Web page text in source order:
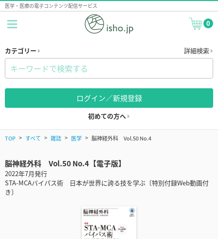
医学・医療の電子コンテンツ配信サービス
0
カテゴリー 詳細検索
ログイン／新規登録
初めての方へ
TOP すべて 雑誌 医学 脳神経外科 Vol.50 No.4
脳神経外科 Vol.50 No.4【電子版】
2022年7月発行
STA-MCAバイパス術 日本が世界に誇る技を学ぶ〔特別付録Web動画付
き〕